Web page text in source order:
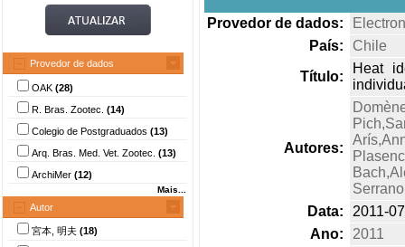
Provedor de dados
OAK (28)
R. Bras. Zootec. (14)
Colegio de Postgraduados (13)
Arq. Bras. Med. Vet. Zootec. (13)
ArchiMer (12)
Mais...
Autor
宮本, 明夫 (18)
Provedor de dados:
País:
Chile
Título:
Heat
Autores:
Data:
2011-
Ano:
2011